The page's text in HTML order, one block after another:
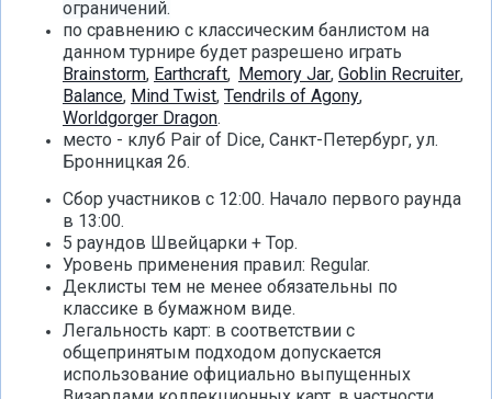
ограничений.
по сравнению с классическим банлистом на
данном турнире будет разрешено играть
Brainstorm, Earthcraft, Memory Jar, Goblin Recruiter,
Balance, Mind Twist, Tendrils of Agony,
Worldgorger Dragon.
место - клуб Pair of Dice, Санкт-Петербург, ул.
Бронницкая 26.
Сбор участников с 12:00. Начало первого раунда
в 13:00.
5 раундов Швейцарки + Top.
Уровень применения правил: Regular.
Деклисты тем не менее обязательны по
классике в бумажном виде.
Легальность карт: в соответствии с
общепринятым подходом допускается
использование официально выпущенных